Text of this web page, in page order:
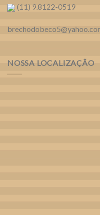
(11) 9.8122-0519
NOSSA LOCALIZAÇÃO